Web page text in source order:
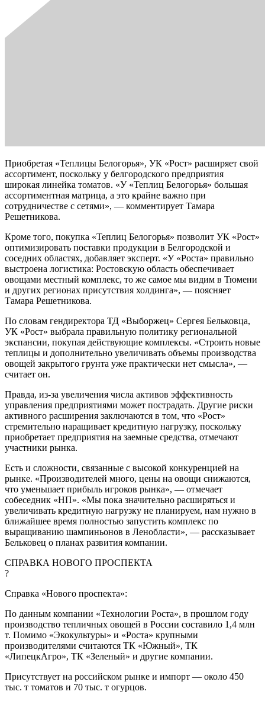
Приобретая «Теплицы Белогорья», УК «Рост» расширяет свой
ассортимент, поскольку у белгородского предприятия
широкая линейка томатов. «У «Теплиц Белогорья» большая
ассортиментная матрица, а это крайне важно при
сотрудничестве с сетями», — комментирует Тамара
Решетникова.
Кроме того, покупка «Теплиц Белогорья» позволит УК «Рост»
оптимизировать поставки продукции в Белгородской и
соседних областях, добавляет эксперт. «У «Роста» правильно
выстроена логистика: Ростовскую область обеспечивает
овощами местный комплекс, то же самое мы видим в Тюмени
и других регионах присутствия холдинга», — поясняет
Тамара Решетникова.
По словам гендиректора ТД «Выборжец» Сергея Бельковца,
УК «Рост» выбрала правильную политику региональной
экспансии, покупая действующие комплексы. «Строить новые
теплицы и дополнительно увеличивать объемы производства
овощей закрытого грунта уже практически нет смысла», —
считает он.
Правда, из-за увеличения числа активов эффективность
управления предприятиями может пострадать. Другие риски
активного расширения заключаются в том, что «Рост»
стремительно наращивает кредитную нагрузку, поскольку
приобретает предприятия на заемные средства, отмечают
участники рынка.
Есть и сложности, связанные с высокой конкуренцией на
рынке. «Производителей много, цены на овощи снижаются,
что уменьшает прибыль игроков рынка», — отмечает
собеседник «НП». «Мы пока значительно расширяться и
увеличивать кредитную нагрузку не планируем, нам нужно в
ближайшее время полностью запустить комплекс по
выращиванию шампиньонов в Ленобласти», — рассказывает
Бельковец о планах развития компании.
СПРАВКА НОВОГО ПРОСПЕКТА
?
Справка «Нового проспекта»:
По данным компании «Технологии Роста», в прошлом году
производство тепличных овощей в России составило 1,4 млн
т. Помимо «Экокультуры» и «Роста» крупными
производителями считаются ТК «Южный», ТК
«ЛипецкАгро», ТК «Зеленый» и другие компании.
Присутствует на российском рынке и импорт — около 450
тыс. т томатов и 70 тыс. т огурцов.